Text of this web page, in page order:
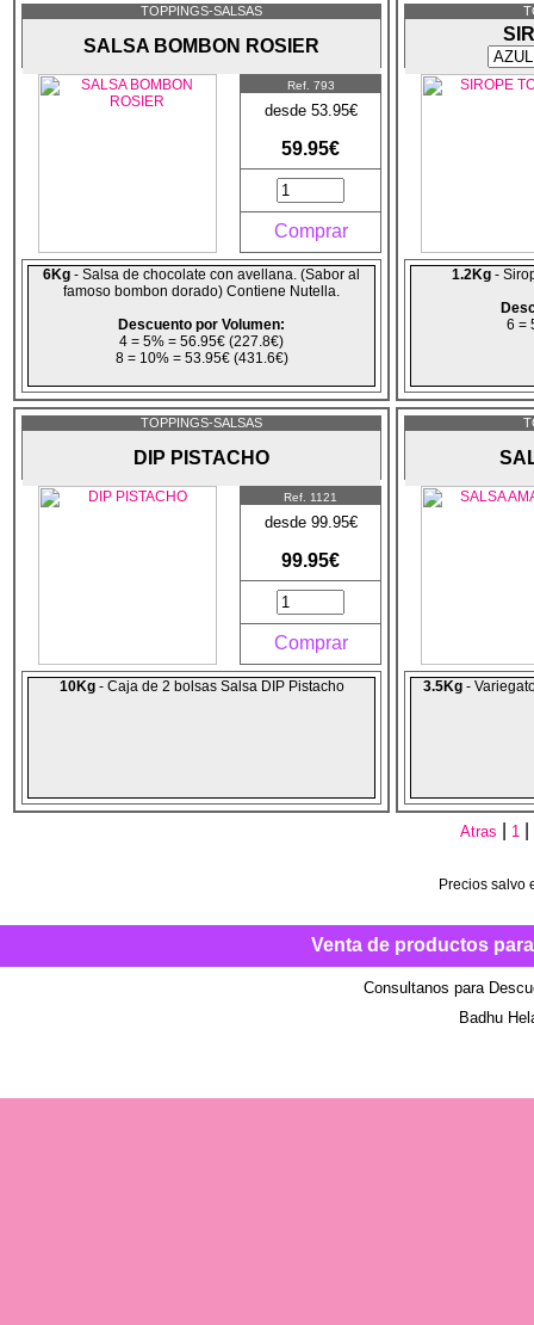
TOPPINGS-SALSAS
SALSA BOMBON ROSIER
Ref. 793
desde 53.95€
59.95€
Comprar
6Kg - Salsa de chocolate con avellana. (Sabor al
famoso bombon dorado) Contiene Nutella.
Descuento por Volumen:
4 = 5% = 56.95€ (227.8€)
8 = 10% = 53.95€ (431.6€)
1.2Kg-
6 =
TOPPINGS-SALSAS
DIP PISTACHO
Ref. 1121
desde 99.95€
99.95€
Comprar
10Kg- Caja de 2 bolsas Salsa DIP Pistacho 3.5Kg-
Atras 1
Precios salvo
Venta de productos
Consultanos para
Badhu